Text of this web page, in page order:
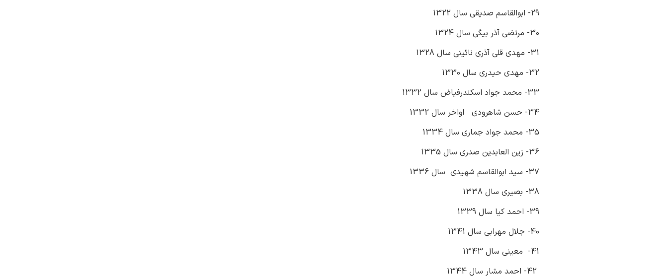
29- ابوالقاسم صدیقی سال 1322
30- مرتضی آذر بیگی سال 1324
31- مهدی قلی آذری نائینی سال 1328
32- مهدی حیدری سال 1330
33- محمد جواد اسکندرفیاض سال 1332
34- حسن شاهرودی اواخر سال 1332
35- محمد جواد جماری سال 1334
36- زین العابدین صدری سال 1335
37- سید ابوالقاسم شهیدی سال 1336
38- بصیری سال 1338
39- احمد کیا سال 1339
40- جلال مهرابی سال 1341
41- معینی سال 1343